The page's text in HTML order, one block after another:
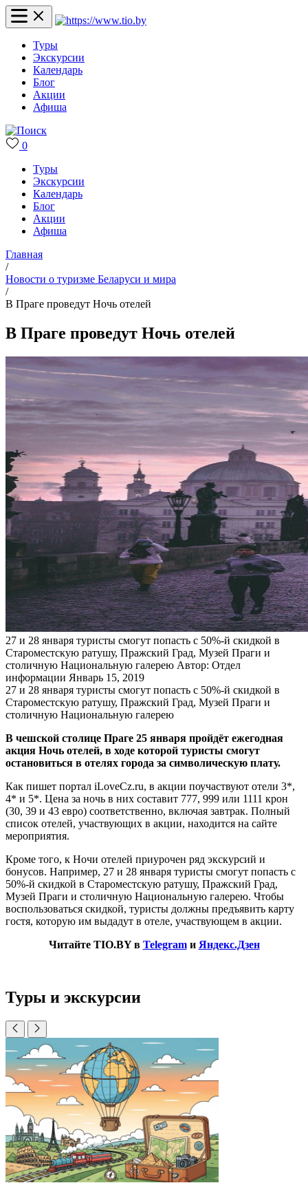
Туры
Экскурсии
Календарь
Блог
Акции
Афиша
0
Туры
Экскурсии
Календарь
Блог
Акции
Афиша
Главная
/
Новости о туризме Беларуси и мира
/
В Праге проведут Ночь отелей
В Праге проведут Ночь отелей
27 и 28 января туристы смогут попасть с 50%-й скидкой в
Староместскую ратушу, Пражский Град, Музей Праги и
столичную Национальную галерею Автор: Отдел
информации Январь 15, 2019
27 и 28 января туристы смогут попасть с 50%-й скидкой в
Староместскую ратушу, Пражский Град, Музей Праги и
столичную Национальную галерею
В чешской столице Праге 25 января пройдёт ежегодная
акция Ночь отелей, в ходе которой туристы смогут
остановиться в отелях города за символическую плату.
Как пишет портал iLoveCz.ru, в акции поучаствуют отели 3*,
4* и 5*. Цена за ночь в них составит 777, 999 или 1111 крон
(30, 39 и 43 евро) соответственно, включая завтрак. Полный
список отелей, участвующих в акции, находится на сайте
мероприятия.
Кроме того, к Ночи отелей приурочен ряд экскурсий и
бонусов. Например, 27 и 28 января туристы смогут попасть с
50%-й скидкой в Староместскую ратушу, Пражский Град,
Музей Праги и столичную Национальную галерею. Чтобы
воспользоваться скидкой, туристы должны предъявить карту
гостя, которую им выдадут в отеле, участвующем в акции.
Читайте TIO.BY в Telegramи Яндекс.Дзен
Туры и экскурсии